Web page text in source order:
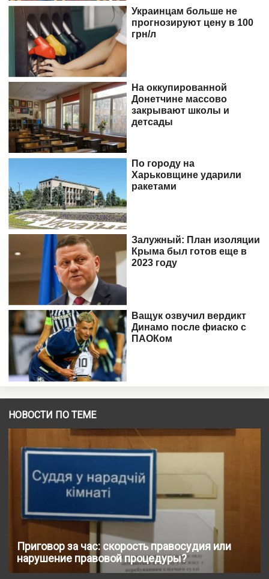
НОВОСТИ ПО ТЕМЕ
Приговор за час: скорость правосудия или
нарушение правовой процедуры?